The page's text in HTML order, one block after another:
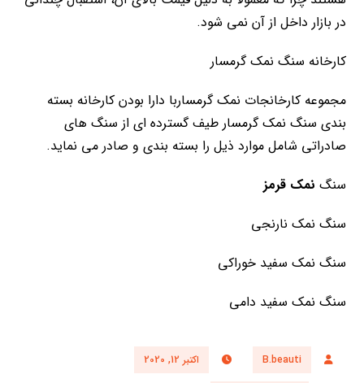
در بازار داخل از آن نمی شود.
کارخانه سنگ نمک گرمسار
مجموعه کارخانجات نمک گرمساربا دارا بودن کارخانه بسته
بندی سنگ نمک گرمسار طیف گسترده ای از سنگ های
صادراتی شامل موارد ذیل را بسته بندی و صادر می نماید.
سنگ نمک قرمز
سنگ نمک نارنجی
سنگ نمک سفید خوراکی
سنگ نمک سفید دامی
B.beauti اکتبر 12, 2020